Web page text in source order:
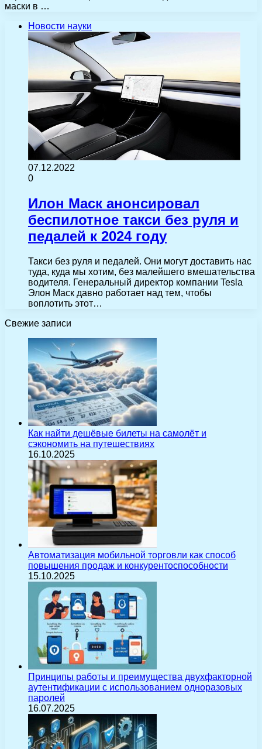
маски в …
Новости науки
07.12.2022
0
Илон Маск анонсировал
беспилотное такси без руля и
педалей к 2024 году
Такси без руля и педалей. Они могут доставить нас
туда, куда мы хотим, без малейшего вмешательства
водителя. Генеральный директор компании Tesla
Элон Маск давно работает над тем, чтобы
воплотить этот…
Свежие записи
Как найти дешёвые билеты на самолёт и
сэкономить на путешествиях
16.10.2025
Автоматизация мобильной торговли как способ
повышения продаж и конкурентоспособности
15.10.2025
Принципы работы и преимущества двухфакторной
аутентификации с использованием одноразовых
паролей
16.07.2025